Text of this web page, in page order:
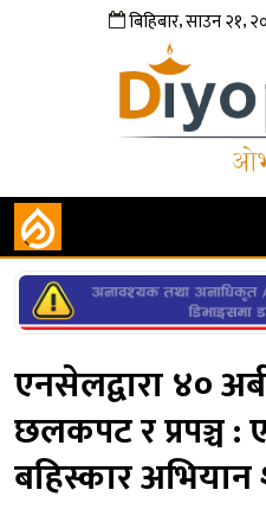
बिहिबार,साउन२१,
एनसेलद्वारा ४०
छलकपट र प्रपञ्च
बहिस्कार